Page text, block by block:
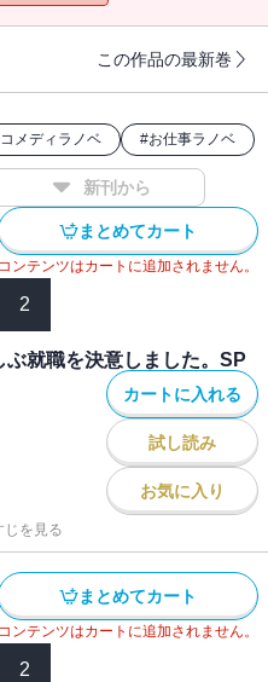
この作品の最新巻
メディラノベ #お仕事ラノベ
新刊から
まとめてカート
テンツはカートに追加されません。
2
就職を決意しました。SP
カートに入れる
試し読み
お気に入り
じを見る
まとめてカート
テンツはカートに追加されません。
2